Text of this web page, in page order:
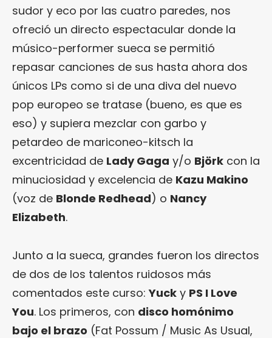
sudor y eco por las cuatro paredes, nos
ofreció un directo espectacular donde la
músico-performer sueca se permitió
repasar canciones de sus hasta ahora dos
únicos LPs como si de una diva del nuevo
pop europeo se tratase (bueno, es que es
eso) y supiera mezclar con garbo y
petardeo de mariconeo-kitsch la
excentricidad de Lady Gaga y/o Björk con la
minuciosidad y excelencia de Kazu Makino
(voz de Blonde Redhead) o Nancy
Elizabeth.
Junto a la sueca, grandes fueron los directos
de dos de los talentos ruidosos más
comentados este curso:Yuck y PS I Love
You. Los primeros, con disco homónimo
bajo el brazo (Fat Possum / Music As Usual,